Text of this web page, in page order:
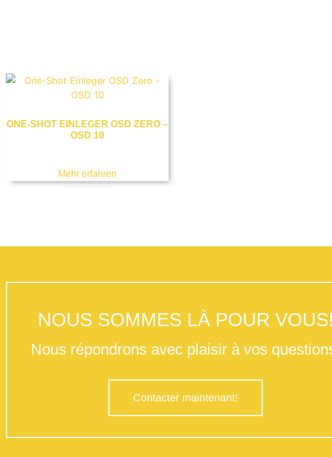
ONE-SHOT EINLEGER OSD ZERO –
OSD 10
Mehr erfahren
NOUS SOMMES LÀ POUR VOUS!
Nous répondrons avec plaisir à vos
Contacter maintenant!